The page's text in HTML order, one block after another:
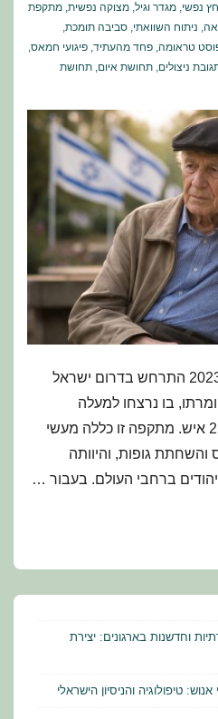
נפשי, מגדר וגיל, מצוקה נפשית, מתקפת
, ניתוח השוואתי, סביבה תומכת,
טראומה, פחד מהעתיד, פיגועי חמאס,
ניצולים, תחושת איום, תחושת
רקע ומבוא ב־7 באוקטובר 2023 התרחש בדרום ישראל
בו נרצחו למעלה
מ־1200 אזרחים ונחטפו 252 איש. מתקפה זו כללה מעשי
והשחתת גופות, והיוותה
ברחבי העולם. בעבור …
וחדשנות בארגונים: יצירת
טיפולוגיה והניסיון הישראלי